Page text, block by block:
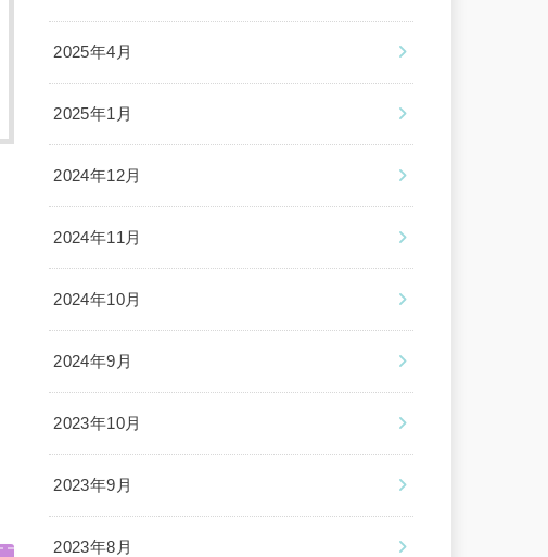
2025年4月
2025年1月
2024年12月
2024年11月
2024年10月
2024年9月
2023年10月
2023年9月
2023年8月